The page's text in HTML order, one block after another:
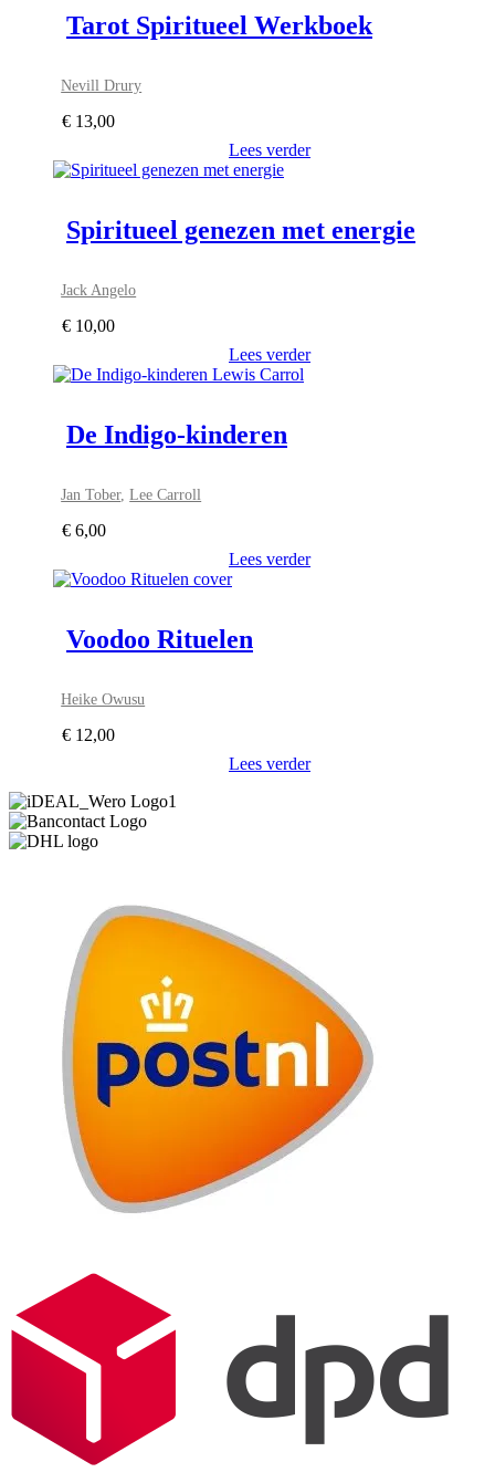
Tarot Spiritueel Werkboek
Nevill Drury
€ 13,00
Lees verder
Spiritueel genezen met energie
Jack Angelo
€ 10,00
Lees verder
De Indigo-kinderen
Jan Tober,Lee Carroll
€ 6,00
Lees verder
Voodoo Rituelen
Heike Owusu
€ 12,00
Lees verder